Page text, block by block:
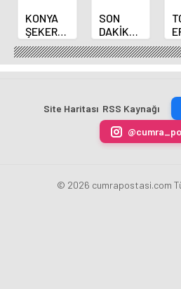
KONYA
ŞEKER
YILLIK 7
BİN 500
TON
ÜRETİLECEK
SON
DAKİKA
HABERİ:
Yeni
Merkez
Fatih
Karahan
oldu
Site Haritası RSS Kaynağı
© 2026 cumrapostasi.com